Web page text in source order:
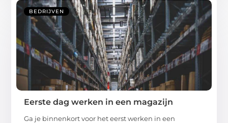
BEDRIJVEN
Eerste dag werken in een magazijn
Ga je binnenkort voor het eerst werken in een